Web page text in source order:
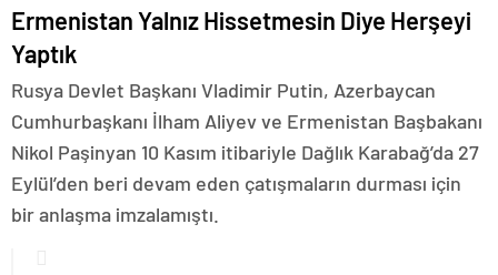
Ermenistan Yalnız Hissetmesin Diye Herşeyi
Yaptık
Rusya Devlet Başkanı Vladimir Putin, Azerbaycan
Cumhurbaşkanı İlham Aliyev ve Ermenistan Başbakanı
Nikol Paşinyan 10 Kasım itibariyle Dağlık Karabağ’da 27
Eylül’den beri devam eden çatışmaların durması için
bir anlaşma imzalamıştı.